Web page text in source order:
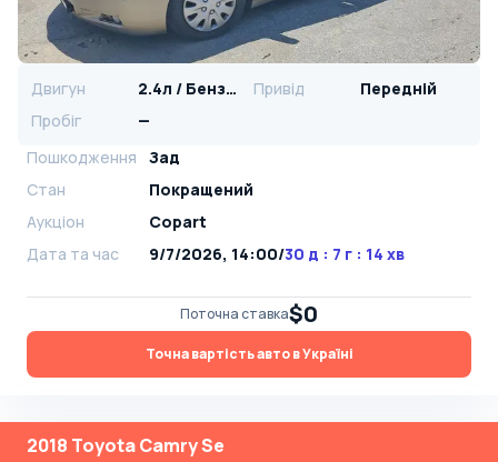
Двигун 2.4л / Бензин Привід
Передній
Пробіг
—
Пошкодження
Зад
Стан
Покращений
Аукціон
Copart
Дата та час
9/7/2026, 14:00/30 д : 7 г : 14 хв
Поточна ставка$0
Точна вартість авто в Україні
2018 Toyota Camry Se